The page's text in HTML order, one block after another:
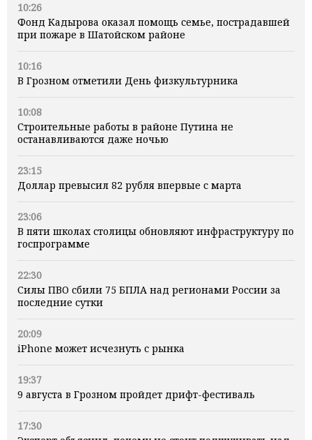
10:26
Фонд Кадырова оказал помощь семье, пострадавшей
при пожаре в Шатойском районе
10:16
В Грозном отметили День физкультурника
10:08
Строительные работы в районе Путина не
останавливаются даже ночью
23:15
Доллар превысил 82 рубля впервые с марта
23:06
В пяти школах столицы обновляют инфраструктуру по
госпрограмме
22:30
Силы ПВО сбили 75 БПЛА над регионами России за
последние сутки
20:09
iPhone может исчезнуть с рынка
19:37
9 августа в Грозном пройдет дрифт-фестиваль
17:30